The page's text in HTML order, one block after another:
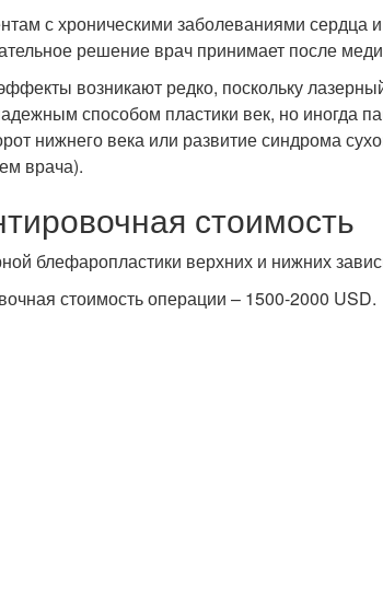
с хроническими заболеваниями сердца
решение врач принимает после
возникают редко, поскольку
способом пластики век, но иногда
нижнего века или развитие синдрома
врача).
стоимость
блефаропластики верхних и нижних
стоимость операции – 1500-2000 USD.